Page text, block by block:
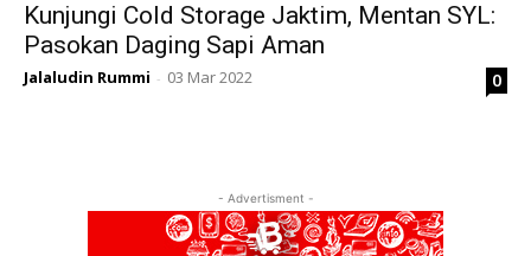
Kunjungi Cold Storage Jaktim, Mentan SYL:
Pasokan Daging Sapi Aman
Jalaludin Rummi - 03 Mar 2022 0
- Advertisment -